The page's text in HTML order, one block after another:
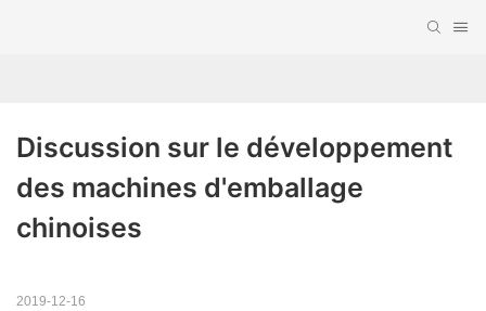
Discussion sur le développement
des machines d'emballage
chinoises
2019-12-16